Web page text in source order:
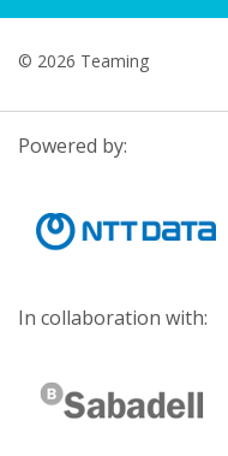
© 2026 Teaming
Powered by:
In collaboration with: